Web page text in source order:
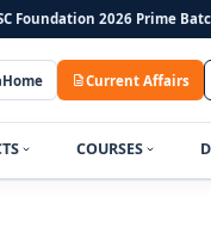
Foundation 2026 Prime
Home Current Affairs
COURSES